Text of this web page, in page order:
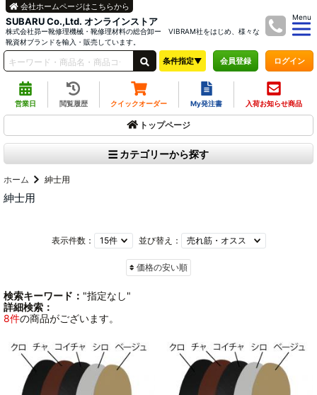
SUBARU Co.,Ltd. オンラインストア
株式会社昴ー靴修理機械・靴修理材料の総合卸ー VIBRAM社をはじめ、様々な
靴資材ブランドを輸入・販売しています。
Menu
会社ホームページはこちらから
条件指定▼ 会員登録 ログイン
営業日 閲覧履歴 クイックオーダー My発注書 入荷お知らせ商品
トップページ
カテゴリーから探す
ホーム 紳士用
紳士用
表示件数： 並び替え：
価格の安い順
検索キーワード： "指定なし"
詳細検索：
8件の商品がございます。